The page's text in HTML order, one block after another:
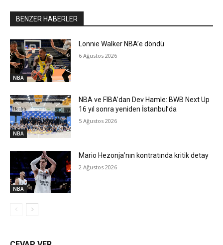
BENZER HABERLER
NBA
Lonnie Walker NBA’e döndü
6 Ağustos 2026
NBA
NBA ve FIBA’dan Dev Hamle: BWB Next Up
16 yıl sonra yeniden İstanbul’da
5 Ağustos 2026
NBA
Mario Hezonja’nın kontratında kritik detay
2 Ağustos 2026